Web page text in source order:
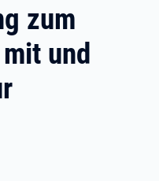
zum
und